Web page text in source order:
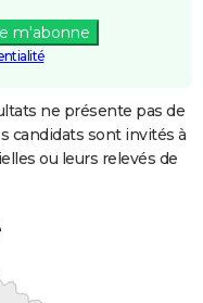
m'abonne
ne présente pas de
candidats sont invités à
ou leurs relevés de